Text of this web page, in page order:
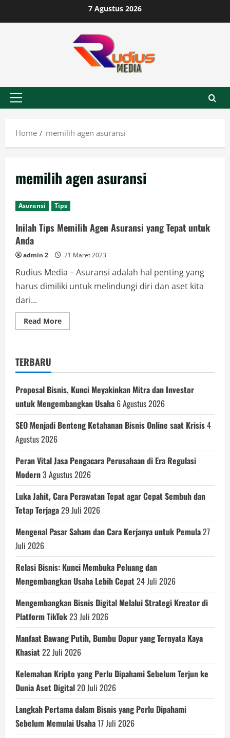
to
7 Agustus 2026
Primary
Home
memilih agen asuransi
memilih agen asuransi
Asuransi Tips
Inilah Tips Memilih Agen Asuransi yang Tepat untuk
Anda
admin 2 21 Maret 2023
Rudius Media – Asuransi adalah hal penting yang
harus dimiliki untuk melindungi diri dan aset kita
dari...
Read MoreRead
more
Asuransi
Tepat
untuk
Anda
TERBARU
Proposal Bisnis, Kunci Meyakinkan Mitra dan Investor
untuk Mengembangkan Usaha 6 Agustus 2026
SEO Menjadi Benteng Ketahanan Bisnis Online saat Krisis4
Agustus 2026
Peran Vital Jasa Pengacara Perusahaan di Era Regulasi
Modern3 Agustus 2026
Luka Jahit, Cara Perawatan Tepat agar Cepat Sembuh dan
Tetap Terjaga29 Juli 2026
Mengenal Pasar Saham dan Cara Kerjanya untuk Pemula27
Juli 2026
Relasi Bisnis: Kunci Membuka Peluang dan
Mengembangkan Usaha Lebih Cepat24 Juli 2026
Mengembangkan Bisnis Digital Melalui Strategi Kreator di
Platform TikTok23 Juli 2026
Manfaat Bawang Putih, Bumbu Dapur yang Ternyata Kaya
Khasiat22 Juli 2026
Kelemahan Kripto yang Perlu Dipahami Sebelum Terjun ke
Dunia Aset Digital20 Juli 2026
Langkah Pertama dalam Bisnis yang Perlu Dipahami
Sebelum Memulai Usaha17 Juli 2026